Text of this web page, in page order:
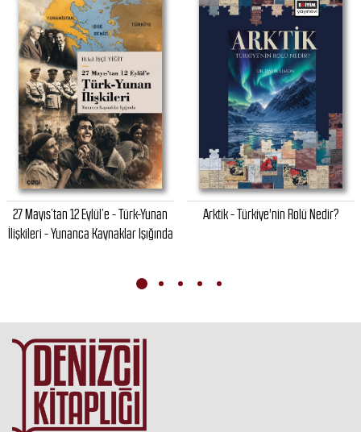
27 Mayıs’tan 12 Eylül’e - Türk-Yunan
İlişkileri - Yunanca Kaynaklar Işığında
Arktik - Türkiye'nin Rolü Nedir?